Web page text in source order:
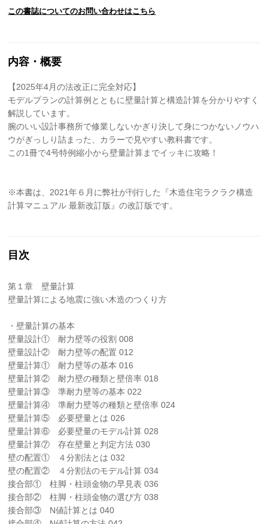
この書誌についてのお問い合わせはこちら
内容・概要
【2025年4月の法改正に完全対応】
モデルプランの計算例とともに壁量計算と構造計算を分かりやすく
解説しています。
腕のいい設計事務所で修業しないかぎり決して身につかないノウハ
ウがぎっしり詰まった、カラーで見やすい教科書です。
この1冊で4号特例縮小から壁量計算までイッキに攻略！
※本書は、2021年６月に弊社が刊行した『木造住宅ラクラク構造
計算マニュアル 最新改訂版』の改訂版です。
目次
第１章 壁量計算
壁量計算による地震に強い木造のつくり方
・壁量計算の基本
壁量設計① 耐力壁等の役割 008
壁量設計② 耐力壁等の配置 012
壁量計算① 耐力壁等の基本 016
壁量計算② 耐力壁の種類と壁倍率 018
壁量計算③ 準耐力壁等の基本 022
壁量計算④ 準耐力壁等の種類と壁倍率 024
壁量計算⑤ 必要壁量とは 026
壁量計算⑥ 必要壁量のモデル計算 028
壁量計算⑦ 存在壁量と判定方法 030
壁の配置① ４分割法とは 032
壁の配置② ４分割法のモデル計算 034
接合部① 柱脚・柱頭金物の早見表 036
接合部② 柱脚・柱頭金物の選び方 038
接合部③ N値計算とは 040